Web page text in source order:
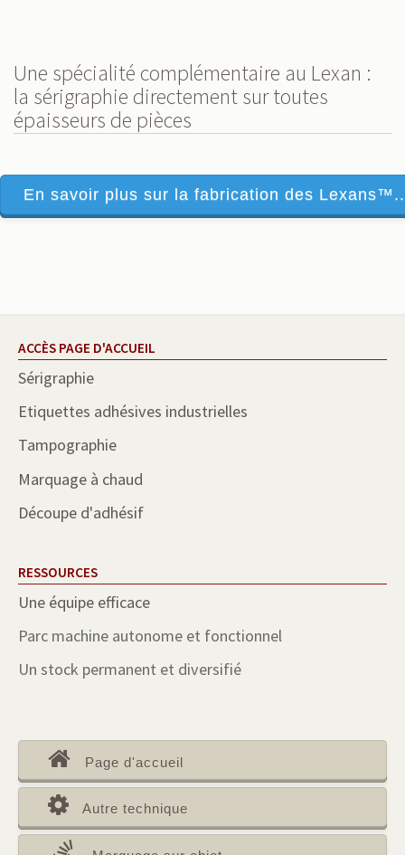
Une spécialité complémentaire au Lexan :
la sérigraphie directement sur toutes
épaisseurs de pièces
En savoir plus sur la fabrication des
ACCÈS PAGE D'ACCUEIL
Sérigraphie
Etiquettes adhésives industrielles
Tampographie
Marquage à chaud
Découpe d'adhésif
RESSOURCES
Une équipe efficace
Parc machine autonome et fonctionnel
Un stock permanent et diversifié
Page d'accueil
Autre technique